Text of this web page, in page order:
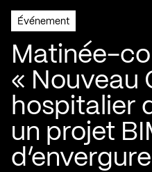
Événement
Matinée-
« Nouveau
hospitalier
un projet